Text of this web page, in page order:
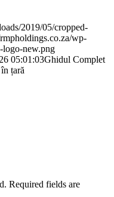
2019/05/cropped-
wp-
logo-new.png
05:01:03Ghidul Complet
țară
Required fields are